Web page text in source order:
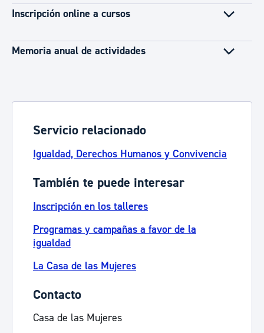
Inscripción online a cursos
Memoria anual de actividades
Servicio relacionado
Igualdad, Derechos Humanos y Convivencia
También te puede interesar
Inscripción en los talleres
Programas y campañas a favor de la
igualdad
La Casa de las Mujeres
Contacto
Casa de las Mujeres